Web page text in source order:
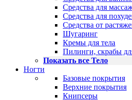
Средства для
Средства для
Средства от
Шугаринг
Кремы для тела
Пилинги, скрабы
Показать все Тело
Ногти
Базовые покрытия
Верхние покрытия
Книпсеры